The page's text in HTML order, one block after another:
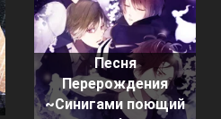
Песня
Перерождения
~Синигами поющий